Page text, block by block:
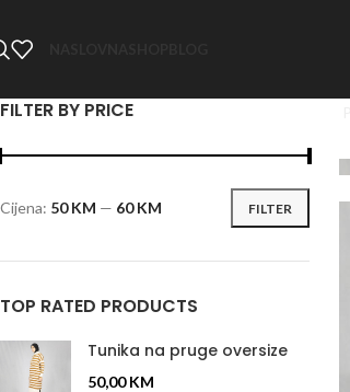
FILTER BY PRICE
FILTER
Cijena: 50 KM — 60 KM
TOP RATED PRODUCTS
Tunika na pruge oversize
50,00KM